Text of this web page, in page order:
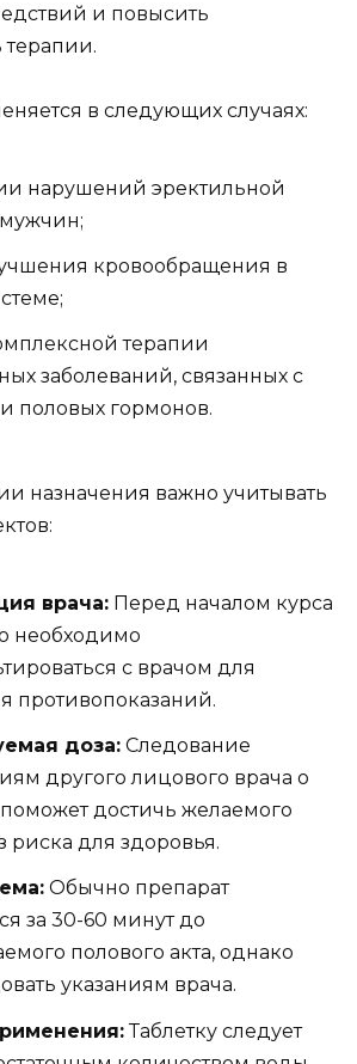
и повысить
терапии.
в следующих случаях:
нарушений эректильной
кровообращения в
терапии
заболеваний, связанных с
половых гормонов.
назначения важно учитывать
врача: Перед началом курса
необходимо
с врачом для
противопоказаний.
доза: Следование
другого лицового врача о
достичь желаемого
риска для здоровья.
Обычно препарат
за 30-60 минут до
полового акта, однако
указаниям врача.
Таблетку следует